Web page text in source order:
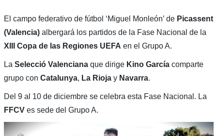
El campo federativo de fútbol ‘Miguel Monleón’ de Picassent
(Valencia)albergará los partidos de la Fase Nacional de la
XIII Copa de las Regiones UEFA en el Grupo A.
La Selecció Valenciana que dirigeKino Garcíacomparte
grupo con Catalunya, La Riojay Navarra.
Del 9 al 10 de diciembre se celebra esta Fase Nacional. La
FFCVes sede del Grupo A.